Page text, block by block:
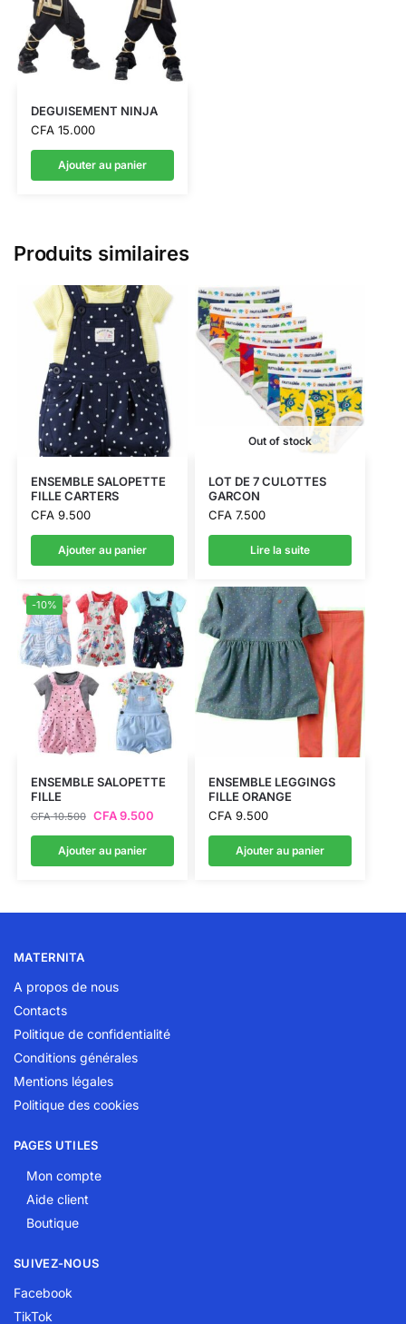
DEGUISEMENT NINJA
CFA15.000
Ajouter au panier
Produits similaires
ENSEMBLE SALOPETTE
FILLE CARTERS
CFA9.500
Ajouter au panier
Out of stock
LOT DE 7 CULOTTES
GARCON
CFA7.500
Lire la suite
-10%
ENSEMBLE SALOPETTE
FILLE
CFA10.500 CFA9.500
Ajouter au panier
ENSEMBLE LEGGINGS
FILLE ORANGE
CFA9.500
Ajouter au panier
MATERNITA
A propos de nous
Contacts
Politique de confidentialité
Conditions générales
Mentions légales
Politique des cookies
PAGES UTILES
Mon compte
Aide client
Boutique
SUIVEZ-NOUS
Facebook
TikTok